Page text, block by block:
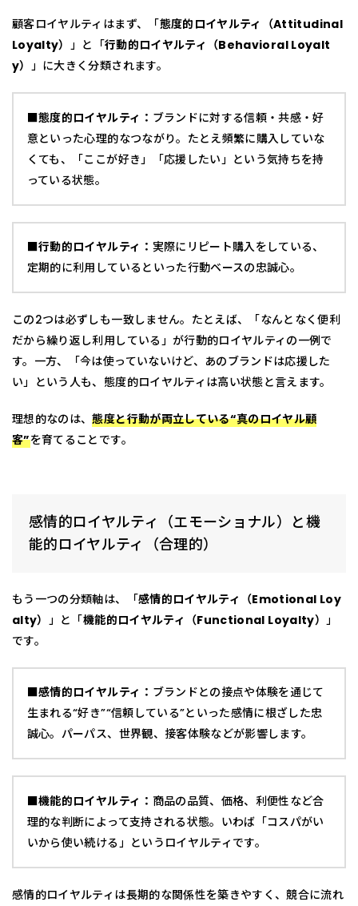
顧客ロイヤルティはまず、「態度的ロイヤルティ（Attitudinal
Loyalty） 」と「行動的ロイヤルティ（Behavioral Loyalt
y） 」に大きく分類されます。
■態度的ロイヤルティ： ブランドに対する信頼・共感・好
意といった心理的なつながり。たとえ頻繁に購入していな
くても、「ここが好き」「応援したい」という気持ちを持
っている状態。
■行動的ロイヤルティ： 実際にリピート購入をしている、
定期的に利用しているといった行動ベースの忠誠心。
この2つは必ずしも一致しません。たとえば、「なんとなく便利
だから繰り返し利用している」が行動的ロイヤルティの一例で
す。一方、「今は使っていないけど、あのブランドは応援した
い」という人も、態度的ロイヤルティは高い状態と言えます。
理想的なのは、態度と行動が両立している“真のロイヤル顧
客”を育てることです。
感情的ロイヤルティ（エモーショナル）と機
能的ロイヤルティ（合理的）
もう一つの分類軸は、「感情的ロイヤルティ（Emotional Loy
alty） 」と「機能的ロイヤルティ（Functional Loyalty） 」
です。
■感情的ロイヤルティ： ブランドとの接点や体験を通じて
生まれる“好き”“信頼している”といった感情に根ざした忠
誠心。パーパス、世界観、接客体験などが影響します。
■機能的ロイヤルティ： 商品の品質、価格、利便性など合
理的な判断によって支持される状態。いわば「コスパがい
いから使い続ける」というロイヤルティです。
感情的ロイヤルティは長期的な関係性を築きやすく、競合に流れ